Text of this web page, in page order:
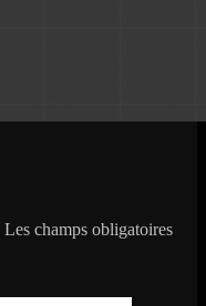
Les champs obligatoires